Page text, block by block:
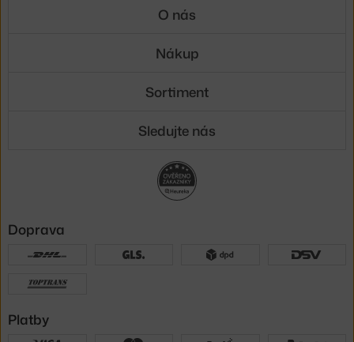
O nás
Nákup
Sortiment
Sledujte nás
Doprava
Platby